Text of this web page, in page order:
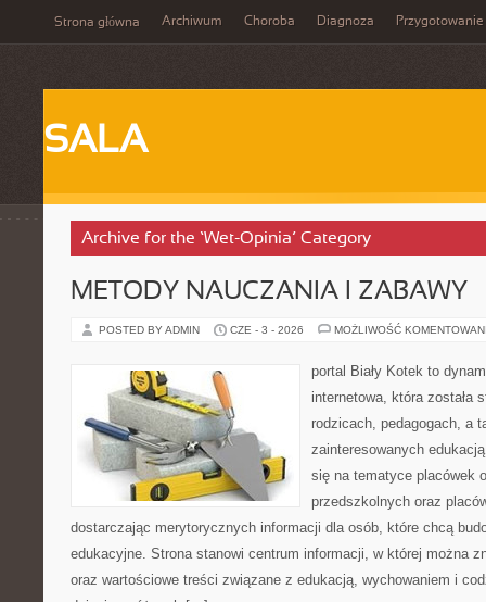
Strona główna Archiwum Choroba Diagnoza Przygotowanie
SALA
Archive for the ‘Wet-Opinia’ Category
METODY NAUCZANIA I ZABAWY
POSTED BY ADMIN CZE - 3 - 2026 MOŻLIWOŚĆ
portal Biały Kotek to
internetowa, która została
rodzicach, pedagogach, a
zainteresowanych
się na tematyce placówek
przedszkolnych oraz
dostarczając merytorycznych informacji dla osób, które chcą
edukacyjne. Strona stanowi centrum informacji, w której można
oraz wartościowe treści związane z edukacją, wychowaniem i